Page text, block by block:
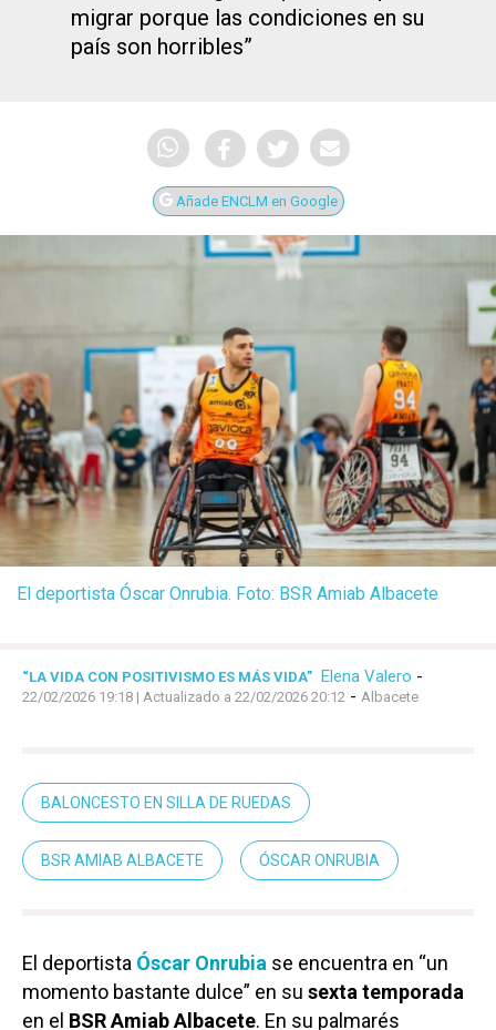
migrar porque las condiciones en su
país son horribles”
Añade ENCLM en Google
El deportista Óscar Onrubia. Foto: BSR Amiab Albacete
“LA VIDA CON POSITIVISMO ES MÁS VIDA” Elena Valero -
22/02/2026 19:18 | Actualizado a 22/02/2026 20:12 - Albacete
BALONCESTO EN SILLA DE RUEDAS
BSR AMIAB ALBACETE ÓSCAR ONRUBIA
El deportista Óscar Onrubia se encuentra en “un
momento bastante dulce” en su sexta temporada
en el BSR Amiab Albacete. En su palmarés